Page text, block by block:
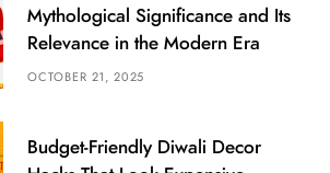
Mythological Significance and Its
Relevance in the Modern Era
OCTOBER 21, 2025
Budget-Friendly Diwali Decor